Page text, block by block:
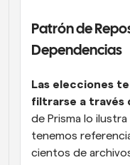
Patrón de
Dependencias
Las elecciones
filtrarse a través
de Prisma lo
tenemos
cientos de